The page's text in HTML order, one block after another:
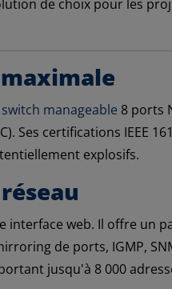
de choix pour les
switch manageable 8 ports
Ses certifications IEEE
explosifs.
web. Il offre un
de ports, IGMP,
jusqu'à 8 000